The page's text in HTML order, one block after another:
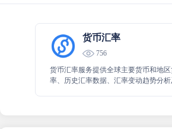
货币汇率
756
货币汇率服务提供全球主要货币和地
率、历史汇率数据、汇率变动趋势分